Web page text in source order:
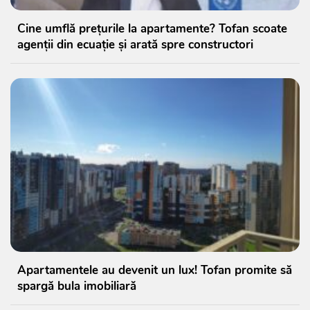
Cine umflă prețurile la apartamente? Tofan scoate
agenții din ecuație și arată spre constructori
Apartamentele au devenit un lux! Tofan promite să
spargă bula imobiliară